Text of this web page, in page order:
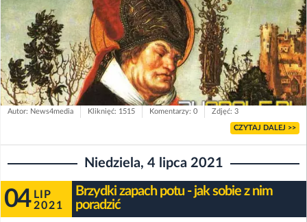
Autor: News4media Kliknięć: 1515 Komentarzy: 0 Zdjęć: 3
CZYTAJ DALEJ >>
Niedziela, 4 lipca 2021
04 LIP
2021
Brzydki zapach potu - jak sobie z nim
poradzić